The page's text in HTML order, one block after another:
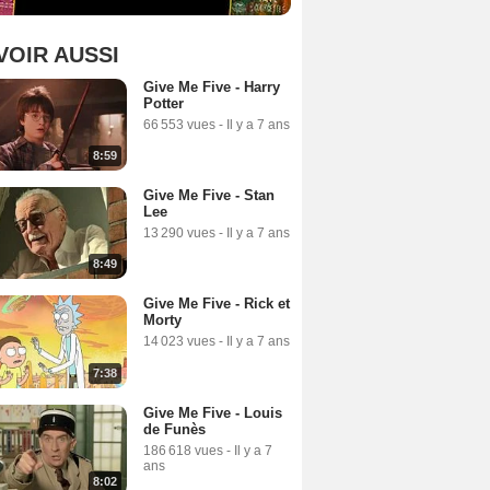
AUSSI
8:59
Give Me Five - Harry
Potter
66 553 vues - Il y a 7 ans
8:49
Give Me Five - Stan
Lee
13 290 vues - Il y a 7 ans
7:38
Give Me Five - Rick et
Morty
14 023 vues - Il y a 7 ans
8:02
Give Me Five - Louis
de Funès
186 618 vues - Il y a 7
ans